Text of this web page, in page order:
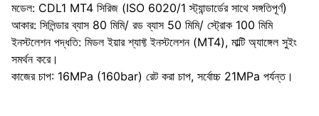
মডেল: CDL1 MT4 সিরিজ (ISO 6020/1 স্ট্যান্ডার্ডের সাথে সঙ্গতিপূর্ণ)
আকার: সিলিন্ডার ব্যাস 80 মিমি/ রড ব্যাস 50 মিমি/ স্ট্রোক 100 মিমি
ইনস্টলেশন পদ্ধতি: মিডল ইয়ার শ্যাফ্ট ইনস্টলেশন (MT4), মাল্টি অ্যাঙ্গেল সুইং
সমর্থন করে।
কাজের চাপ: 16MPa (160bar) রেট করা চাপ, সর্বোচ্চ 21MPa পর্যন্ত।